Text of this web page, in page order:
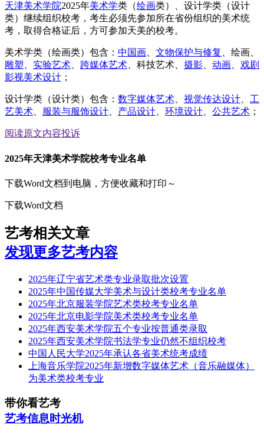
天津美术学院2025年美术学类（绘画类）、设计学类（设计
类）继续组织校考，考生必须先参加所在省份组织的美术统
考，取得合格证后，方可参加天美的校考。
美术学类（绘画类）包含： 中国画 文物保护与修复
、绘画、
雕塑
实验艺术 跨媒体艺术 、科技艺术、 摄影 动画
戏剧
影视美术设计 ；
设计学类（设计类）包含： 数字媒体艺术 视觉传达设计
工
艺美术
服装与服饰设计 产品设计 环境设计 公共艺术 ；
阅读原文内容投诉
2025年天津美术学院校考专业名单
下载Word文档到电脑，方便收藏和打印～
下载Word文档
艺考相关文章
发现更多艺考内容
2025年辽宁省艺术类专业录取批次设置
2025年中国传媒大学美术与设计类校考专业名单
2025年北京服装学院艺术类校考专业名单
2025年北京电影学院美术类校考专业名单
2025年西安美术学院五个专业按普通类录取
2025年西安美术学院书法学专业仍然不组织校考
中国人民大学2025年承认各省美术统考成绩
上海音乐学院2025年新增数字媒体艺术（音乐融媒体）
为美术类校考专业
带你看艺考
艺考信息时光机